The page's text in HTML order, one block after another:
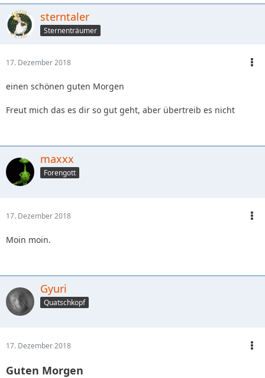
sterntaler
Sternenträumer
17. Dezember 2018
einen schönen guten Morgen
Freut mich das es dir so gut geht, aber übertreib es nicht
maxxx
Forengott
17. Dezember 2018
Moin moin.
Gyuri
Quatschkopf
17. Dezember 2018
Guten Morgen